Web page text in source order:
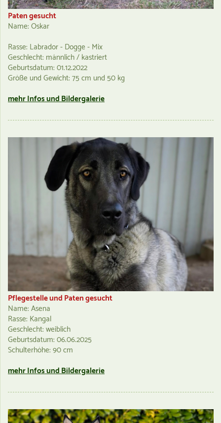
Paten gesucht
Name: Oskar
Rasse: Labrador - Dogge - Mix
Geschlecht: männlich / kastriert
Geburtsdatum: 01.12.2022
Größe und Gewicht: 75 cm und 50 kg
mehr Infos und Bildergalerie
Pflegestelle und Paten gesucht
Name: Asena
Rasse: Kangal
Geschlecht: weiblich
Geburtsdatum: 06.06.2025
Schulterhöhe: 90 cm
mehr Infos und Bildergalerie